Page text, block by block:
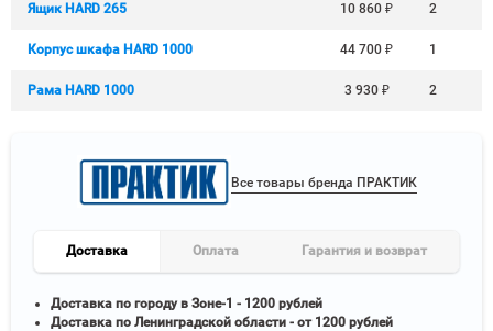
Ящик HARD 265 10 860₽ 2
Корпус шкафа HARD 1000 44 700₽ 1
Рама HARD 1000 3 930 ₽ 2
Все товары бренда ПРАКТИК
Доставка Оплата Гарантия и возврат
Доставка по городу в Зоне-1 - 1200 рублей
Доставка по Ленинградской области - от 1200 рублей